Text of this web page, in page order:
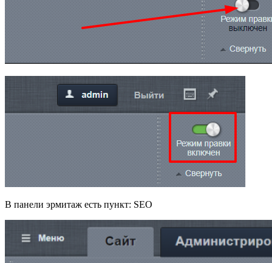
В панели эрмитаж есть пункт: SEO